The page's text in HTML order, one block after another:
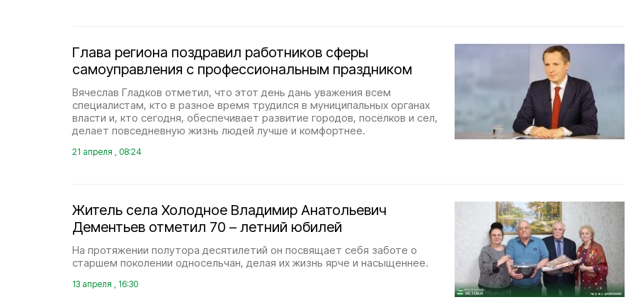
Глава региона поздравил работников сферы
самоуправления с профессиональным праздником
Вячеслав Гладков отметил, что этот день дань уважения всем
специалистам, кто в разное время трудился в муниципальных органах
власти и, кто сегодня, обеспечивает развитие городов, посёлков и сел,
делает повседневную жизнь людей лучше и комфортнее.
21 апреля , 08:24
Житель села Холодное Владимир Анатольевич
Дементьев отметил 70 – летний юбилей
На протяжении полутора десятилетий он посвящает себя заботе о
старшем поколении односельчан, делая их жизнь ярче и насыщеннее.
13 апреля , 16:30